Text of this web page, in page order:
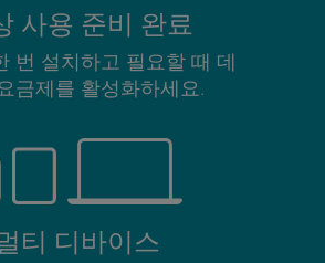
사용 준비 완료
번 설치하고 필요할 때 데
금제를 활성화하세요.
티 디바이스